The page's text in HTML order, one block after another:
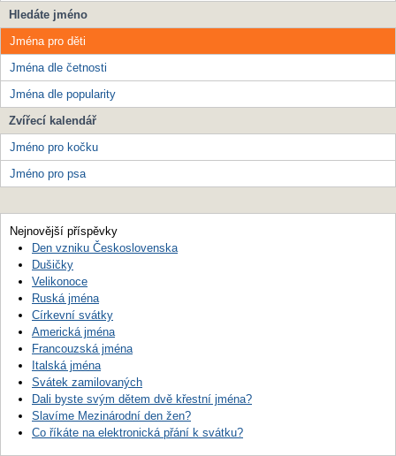
Hledáte jméno
Jména pro děti
Jména dle četnosti
Jména dle popularity
Zvířecí kalendář
Jméno pro kočku
Jméno pro psa
Nejnovější příspěvky
Den vzniku Československa
Dušičky
Velikonoce
Ruská jména
Církevní svátky
Americká jména
Francouzská jména
Italská jména
Svátek zamilovaných
Dali byste svým dětem dvě křestní jména?
Slavíme Mezinárodní den žen?
Co říkáte na elektronická přání k svátku?